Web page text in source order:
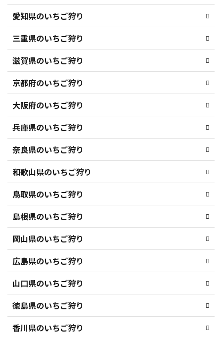
愛知県のいちご狩り
三重県のいちご狩り
滋賀県のいちご狩り
京都府のいちご狩り
大阪府のいちご狩り
兵庫県のいちご狩り
奈良県のいちご狩り
和歌山県のいちご狩り
鳥取県のいちご狩り
島根県のいちご狩り
岡山県のいちご狩り
広島県のいちご狩り
山口県のいちご狩り
徳島県のいちご狩り
香川県のいちご狩り